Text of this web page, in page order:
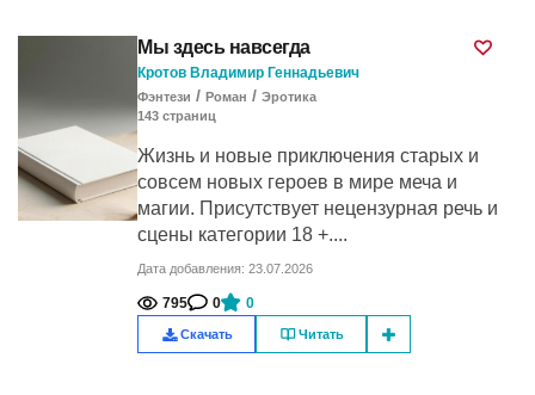
Мы здесь навсегда
Кротов Владимир Геннадьевич
Фэнтези / Роман / Эротика
143 cтраниц
Жизнь и новые приключения старых и
совсем новых героев в мире меча и
магии. Присутствует нецензурная речь и
сцены категории 18 +....
Дата добавления: 23.07.2026
795 0 0
Скачать Читать